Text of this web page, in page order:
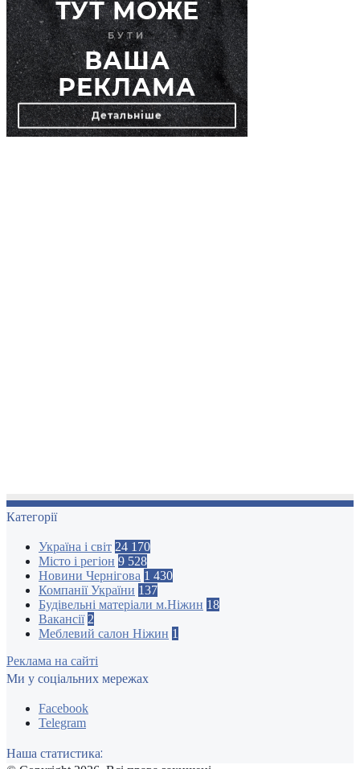
Категорії
Україна і світ 24 170
Місто і регіон 9 528
Новини Чернігова 1 430
Компанії України 137
Будівельні матеріали м.Ніжин 18
Вакансії 2
Меблевий салон Ніжин 1
Реклама на сайті
Ми у соціальних мережах
Facebook
Telegram
Наша статистика: